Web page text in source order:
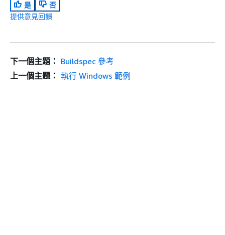
是
否
提供意見回饋
下一個主題： Buildspec 參考
上一個主題： 執行 Windows 範例